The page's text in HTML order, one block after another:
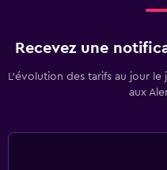
Recevez une
L’évolution des tarifs au jour
aux